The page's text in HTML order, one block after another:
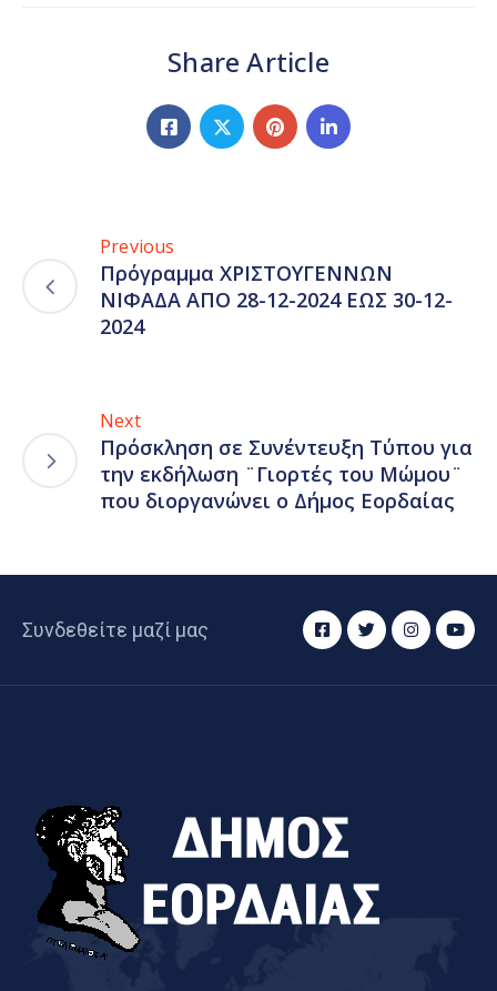
Share Article
Previous
Πρόγραμμα ΧΡΙΣΤΟΥΓΕΝΝΩΝ
ΝΙΦΑΔΑ ΑΠΟ 28-12-2024 ΕΩΣ 30-12-
2024
Next
Πρόσκληση σε Συνέντευξη Τύπου για
την εκδήλωση ¨Γιορτές του Μώμου¨
που διοργανώνει ο Δήμος Εορδαίας
Συνδεθείτε μαζί μας